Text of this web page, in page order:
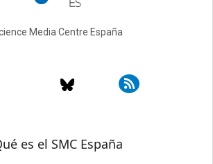
Media Centre España
España
es el SMC España